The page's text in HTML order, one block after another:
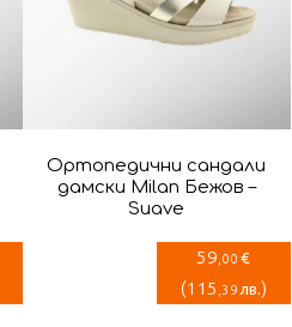
Ортопедични сандали
дамски Milan Бежов –
Suave
59 ,00 €
(115 ,39 лв.)